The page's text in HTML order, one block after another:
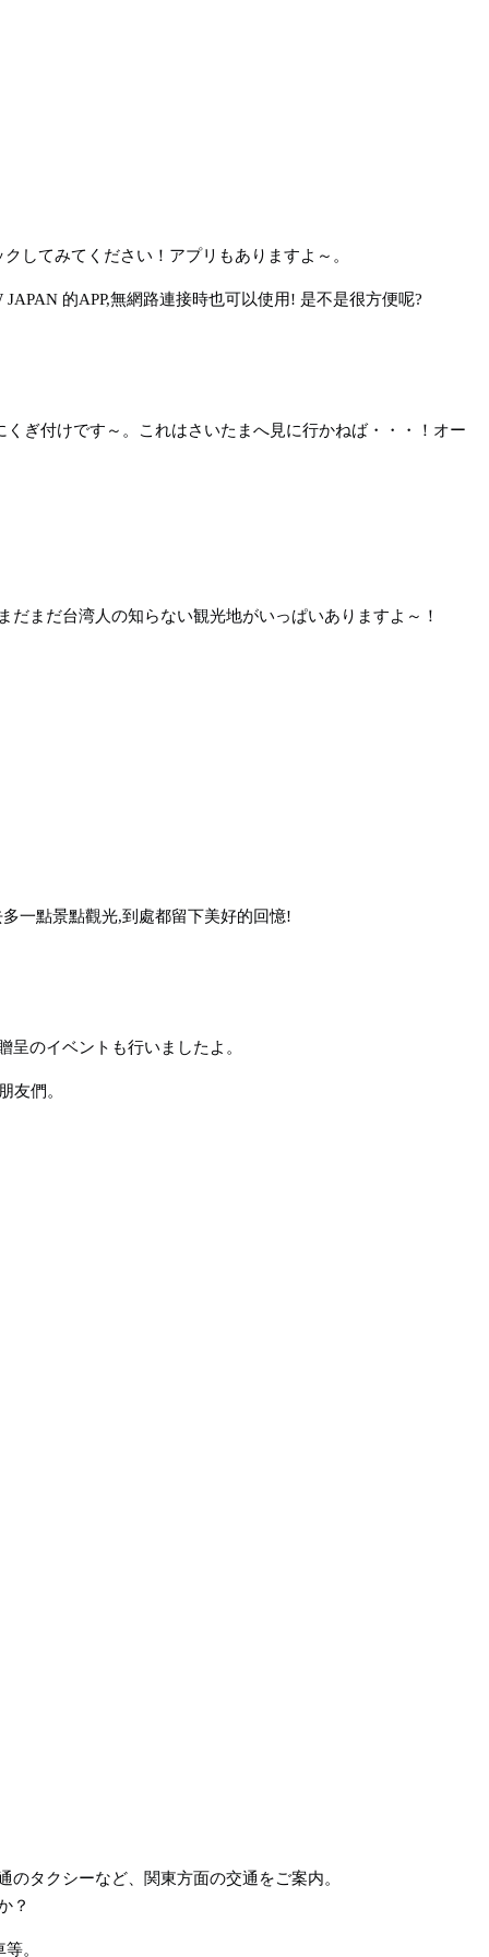
してみてください！アプリもありますよ～。
的APP,無網路連接時也可以使用! 是不是很方便呢?
ぎ付けです～。これはさいたまへ見に行かねば・・・！オー
まだ台湾人の知らない観光地がいっぱいありますよ～！
一點景點觀光,到處都留下美好的回憶!
のイベントも行いましたよ。
友們。
タクシーなど、関東方面の交通をご案内。
？
。